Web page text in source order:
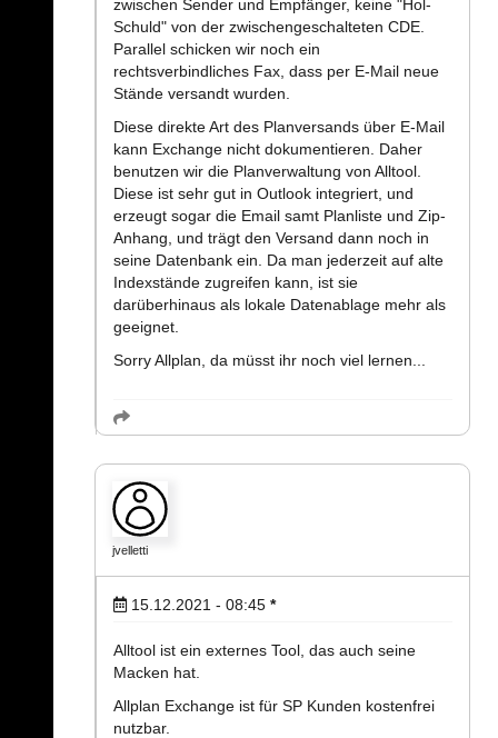
zwischen Sender und Empfänger, keine "Hol-
Schuld" von der zwischengeschalteten CDE.
Parallel schicken wir noch ein
rechtsverbindliches Fax, dass per E-Mail neue
Stände versandt wurden.
Diese direkte Art des Planversands über E-Mail
kann Exchange nicht dokumentieren. Daher
benutzen wir die Planverwaltung von Alltool.
Diese ist sehr gut in Outlook integriert, und
erzeugt sogar die Email samt Planliste und Zip-
Anhang, und trägt den Versand dann noch in
seine Datenbank ein. Da man jederzeit auf alte
Indexstände zugreifen kann, ist sie
darüberhinaus als lokale Datenablage mehr als
geeignet.
Sorry Allplan, da müsst ihr noch viel lernen...
jvelletti
15.12.2021 - 08:45 *
Alltool ist ein externes Tool, das auch seine
Macken hat.
Allplan Exchange ist für SP Kunden kostenfrei
nutzbar.